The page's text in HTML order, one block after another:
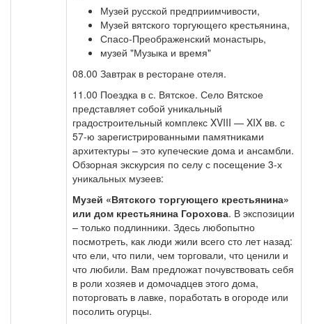
Музей русской предприимчивости,
Музей вятского торгующего крестьянина,
Спасо-Преображенский монастырь,
музей "Музыка и время"
08.00 Завтрак в ресторане отеля.
11.00 Поездка в с. Вятское. Село Вятское
представляет собой уникальный
градостроительный комплекс XVIII — XIX вв. с
57-ю зарегистрированными памятниками
архитектуры – это купеческие дома и ансамбли.
Обзорная экскурсия по селу с посещение 3-х
уникальных музеев:
Музей «Вятского торгующего крестьянина»
или дом крестьянина Горохова. В экспозиции
– только подлинники. Здесь любопытно
посмотреть, как люди жили всего сто лет назад:
что ели, что пили, чем торговали, что ценили и
что любили. Вам предложат почувствовать себя
в роли хозяев и домочадцев этого дома,
поторговать в лавке, поработать в огороде или
посолить огурцы.